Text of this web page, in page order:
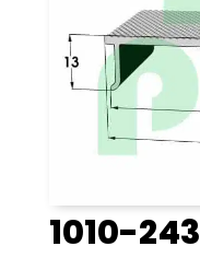
1010-243